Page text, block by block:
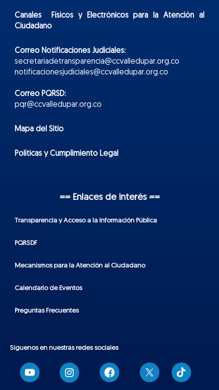
Canales Físicos yElectrónicospara la Atención al
Ciudadano
Correo Notificaciones Judiciales:
secretariadetransparencia@ccvalledupar.org.co
notificacionesjudiciales@ccvalledupar.org.co
Correo PQRSD:
pqr@ccvalledupar.org.co
Mapa del Sitio
Políticas y Cumplimiento Legal
== Enlaces de interés ==
Transparencia y Acceso a la Información Pública
PQRSDF
Mecanismos para la Atención al Ciudadano
Calendario de Eventos
Preguntas Frecuentes
Síguenos en nuestras redes sociales
T
i
k